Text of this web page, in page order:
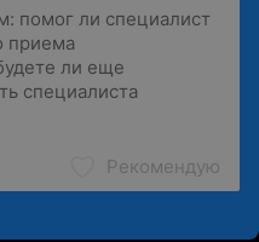
Рекомендую